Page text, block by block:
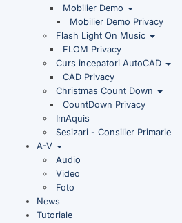
Mobilier Demo
Mobilier Demo Privacy
Flash Light On Music
FLOM Privacy
Curs incepatori AutoCAD
CAD Privacy
Christmas Count Down
CountDown Privacy
ImAquis
Sesizari - Consilier Primarie
A-V
Audio
Video
Foto
News
Tutoriale